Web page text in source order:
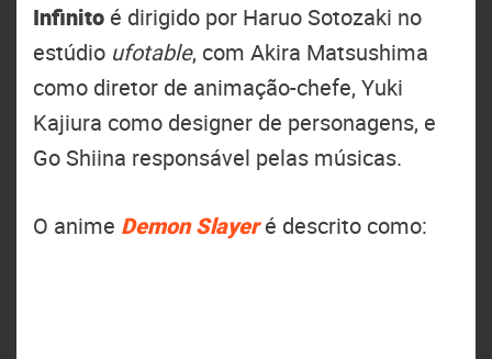
Infinito é dirigido por Haruo Sotozaki no
estúdio ufotable, com Akira Matsushima
como diretor de animação-chefe, Yuki
Kajiura como designer de personagens, e
Go Shiina responsável pelas músicas.
O anime Demon Slayeré descrito como: